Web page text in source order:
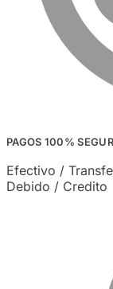
PAGOS 100%
Efectivo /
Debido / Credito